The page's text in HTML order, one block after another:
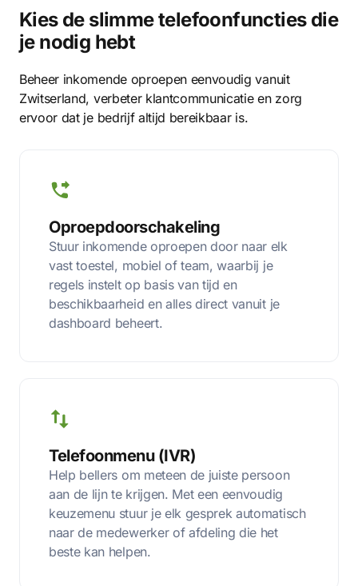
Kies de slimme telefoonfuncties die
je nodig hebt
Beheer inkomende oproepen eenvoudig vanuit
Zwitserland, verbeter klantcommunicatie en zorg
ervoor dat je bedrijf altijd bereikbaar is.
Oproepdoorschakeling
Stuur inkomende oproepen door naar elk
vast toestel, mobiel of team, waarbij je
regels instelt op basis van tijd en
beschikbaarheid en alles direct vanuit je
dashboard beheert.
Telefoonmenu (IVR)
Help bellers om meteen de juiste persoon
aan de lijn te krijgen. Met een eenvoudig
keuzemenu stuur je elk gesprek automatisch
naar de medewerker of afdeling die het
beste kan helpen.